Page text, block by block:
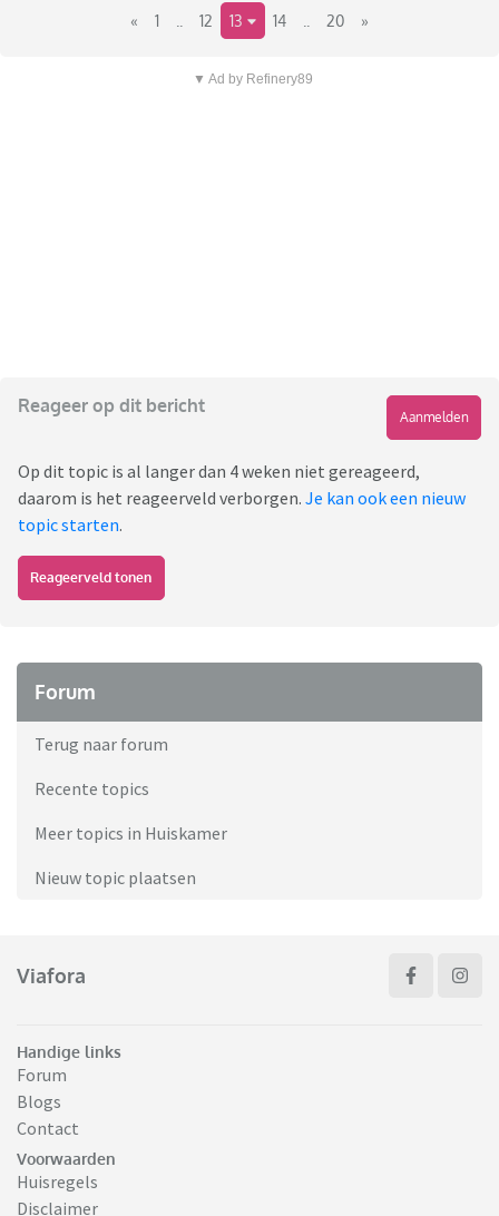
« 1 12 13 14 20 »
▼ Ad by Refinery89
Reageer op dit bericht
Aanmelden
Op dit topic is al langer dan 4 weken niet gereageerd,
daarom is het reageerveld verborgen. Je kan ook een nieuw
topic starten.
Reageerveld tonen
Forum
Terug naar forum
Recente topics
Meer topics in Huiskamer
Nieuw topic plaatsen
Viafora
Handige links
Forum
Blogs
Contact
Voorwaarden
Huisregels
Disclaimer